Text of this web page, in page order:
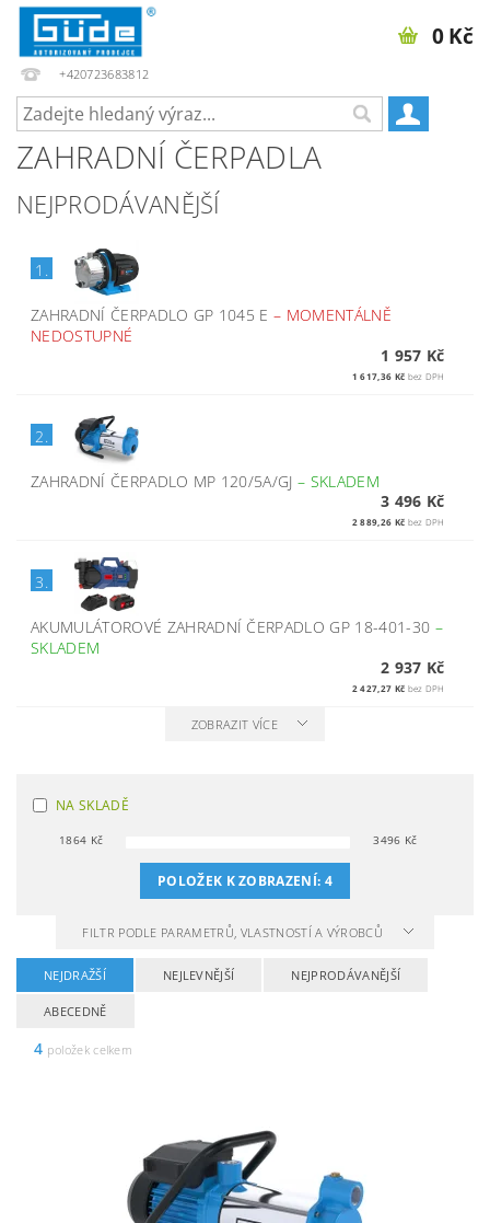
+420723683812
0 Kč
ZAHRADNÍ ČERPADLA
NEJPRODÁVANĚJŠÍ
1.
ZAHRADNÍ ČERPADLO GP 1045 E– MOMENTÁLNĚ
NEDOSTUPNÉ
1 957 Kč
1 617,36 Kč bez DPH
2.
ZAHRADNÍ ČERPADLO MP 120/5A/GJ– SKLADEM
3 496 Kč
2 889,26 Kč bez DPH
3.
AKUMULÁTOROVÉ ZAHRADNÍ ČERPADLO GP 18-401-30 –
SKLADEM
2 937 Kč
2 427,27 Kč bez DPH
ZOBRAZIT VÍCE
NA SKLADĚ
1864 Kč 3496 Kč
POLOŽEK K ZOBRAZENÍ: 4
FILTR PODLE PARAMETRŮ, VLASTNOSTÍ A VÝROBCŮ
NEJDRAŽŠÍ NEJLEVNĚJŠÍ NEJPRODÁVANĚJŠÍ
ABECEDNĚ
4 položek celkem